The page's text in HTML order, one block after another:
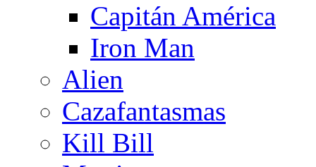
Capitán América
Iron Man
Alien
Cazafantasmas
Kill Bill